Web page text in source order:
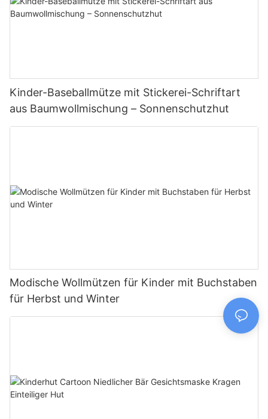
Kinder-Baseballmütze mit Stickerei-Schriftart
aus Baumwollmischung – Sonnenschutzhut
Modische Wollmützen für Kinder mit Buchstaben
für Herbst und Winter